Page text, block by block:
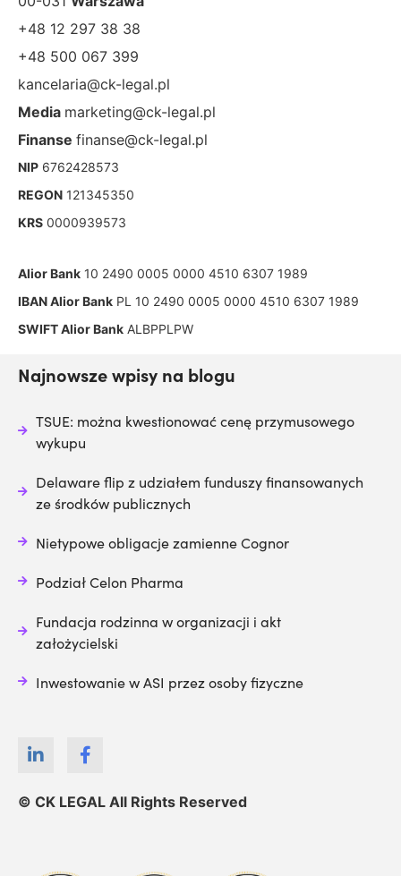
+48 12 297 38 38
+48 500 067 399
kancelaria@ck-legal.pl
Media marketing@ck-legal.pl
Finanse finanse@ck-legal.pl
NIP 6762428573
REGON 121345350
KRS 0000939573
Alior Bank 10 2490 0005 0000 4510 6307 1989
IBAN Alior Bank PL 10 2490 0005 0000 4510 6307 1989
SWIFT Alior Bank ALBPPLPW
© CK LEGAL All Rights Reserved
Najnowsze wpisy na blogu
TSUE: można kwestionować cenę przymusowego
wykupu
Delaware flip z udziałem funduszy finansowanych
ze środków publicznych
Nietypowe obligacje zamienne Cognor
Podział Celon Pharma
Fundacja rodzinna w organizacji i akt
założycielski
Inwestowanie w ASI przez osoby fizyczne